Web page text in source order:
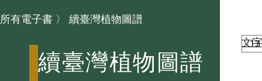
所有電子書 〉 續臺灣植物圖譜
續臺灣植物圖譜
文